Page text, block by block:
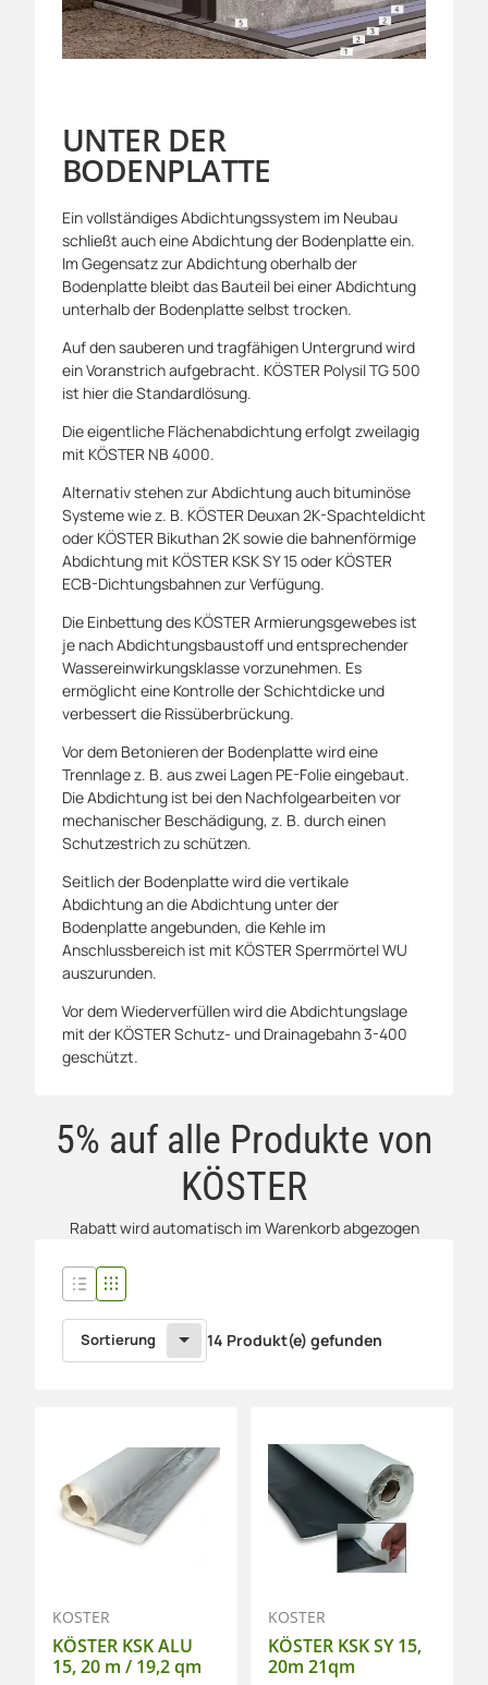
UNTER DER
BODENPLATTE
Ein vollständiges Abdichtungssystem im Neubau
schließt auch eine Abdichtung der Bodenplatte ein.
Im Gegensatz zur Abdichtung oberhalb der
Bodenplatte bleibt das Bauteil bei einer Abdichtung
unterhalb der Bodenplatte selbst trocken.
Auf den sauberen und tragfähigen Untergrund wird
ein Voranstrich aufgebracht. KÖSTER Polysil TG 500
ist hier die Standardlösung.
Die eigentliche Flächenabdichtung erfolgt zweilagig
mit KÖSTER NB 4000.
Alternativ stehen zur Abdichtung auch bituminöse
Systeme wie z. B. KÖSTER Deuxan 2K-Spachteldicht
oder KÖSTER Bikuthan 2K sowie die bahnenförmige
Abdichtung mit KÖSTER KSK SY 15 oder KÖSTER
ECB-Dichtungsbahnen zur Verfügung.
Die Einbettung des KÖSTER Armierungsgewebes ist
je nach Abdichtungsbaustoff und entsprechender
Wassereinwirkungsklasse vorzunehmen. Es
ermöglicht eine Kontrolle der Schichtdicke und
verbessert die Rissüberbrückung.
Vor dem Betonieren der Bodenplatte wird eine
Trennlage z. B. aus zwei Lagen PE-Folie eingebaut.
Die Abdichtung ist bei den Nachfolgearbeiten vor
mechanischer Beschädigung, z. B. durch einen
Schutzestrich zu schützen.
Seitlich der Bodenplatte wird die vertikale
Abdichtung an die Abdichtung unter der
Bodenplatte angebunden, die Kehle im
Anschlussbereich ist mit KÖSTER Sperrmörtel WU
auszurunden.
Vor dem Wiederverfüllen wird die Abdichtungslage
mit der KÖSTER Schutz- und Drainagebahn 3-400
geschützt.
5% auf alle Produkte von
KÖSTER
Rabatt wird automatisch im Warenkorb abgezogen
Sortierung 14 Produkt(e) gefunden
KÖSTER
KÖSTER KSK ALU
15, 20 m / 19,2 qm
KÖSTER
KÖSTER KSK SY 15,
20m 21qm